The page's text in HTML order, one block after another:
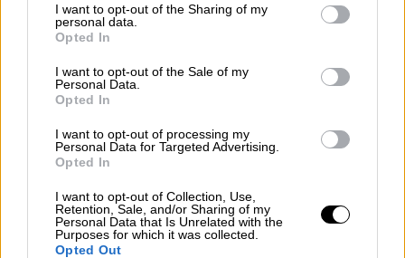
not limited to your visit or usage behaviour. You may click to
grant or deny consent to Google and its third-party tags to
use your data for below specified purposes in below Google
consent section.
I want to opt-out of the Sharing of my
personal data.
Opted In
I want to opt-out of the Sale of my
Personal Data.
Opted In
I want to opt-out of processing my
Personal Data for Targeted Advertising.
Opted In
I want to opt-out of Collection, Use,
Retention, Sale, and/or Sharing of my
Personal Data that Is Unrelated with the
Purposes for which it was collected.
Opted Out